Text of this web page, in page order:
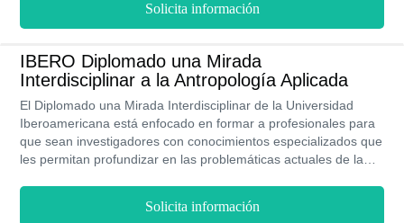
Solicita información
IBERO Diplomado una Mirada
Interdisciplinar a la Antropología Aplicada
El Diplomado una Mirada Interdisciplinar de la Universidad
Iberoamericana está enfocado en formar a profesionales para
que sean investigadores con conocimientos especializados que
les permitan profundizar en las problemáticas actuales de la
mejorar el proceso del desarrollo de la misma sociedad. Para
Solicita información